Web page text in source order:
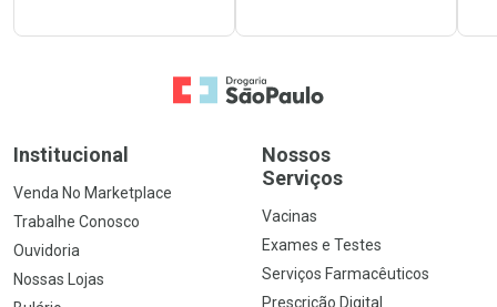
Ir para a Home
Institucional
Venda No Marketplace
Trabalhe Conosco
Ouvidoria
Nossas Lojas
Nossos
Serviços
Vacinas
Exames e Testes
Serviços Farmacêuticos
Prescrição Digital